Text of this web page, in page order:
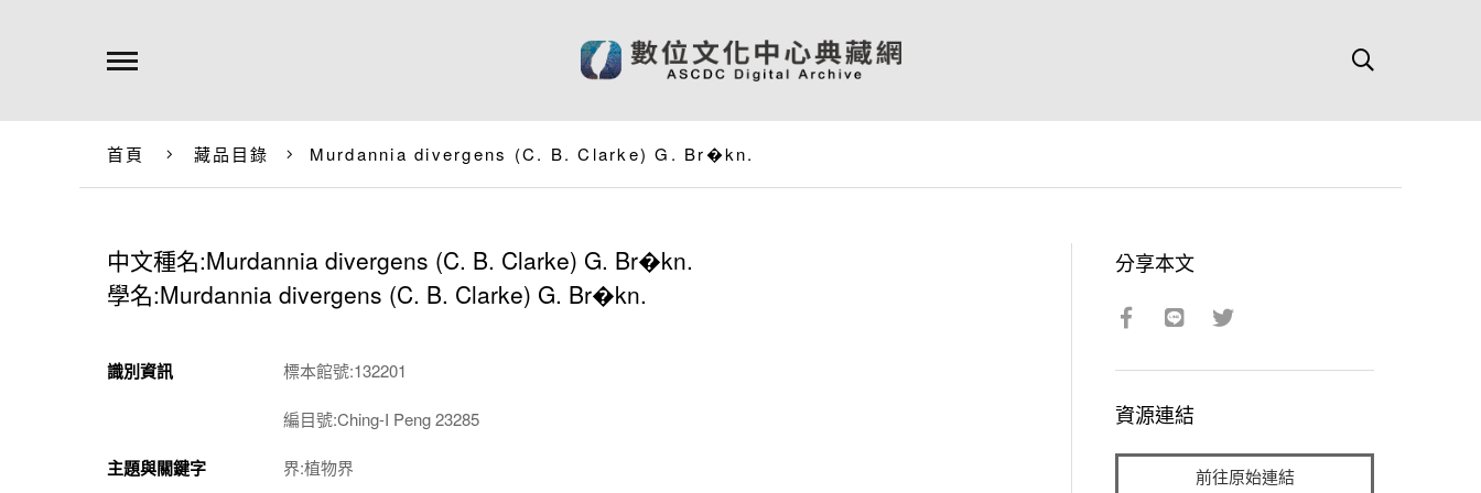
首頁 藏品目錄 Murdannia divergens (C. B. Clarke) G. Br�kn.
中文種名:Murdannia divergens (C. B. Clarke) G. Br�kn.
學名:Murdannia divergens (C. B. Clarke) G. Br�kn.
識別資訊 標本館號:132201
編目號:Ching-I Peng 23285
主題與關鍵字 界:植物界
分享本文
資源連結
前往原始連結